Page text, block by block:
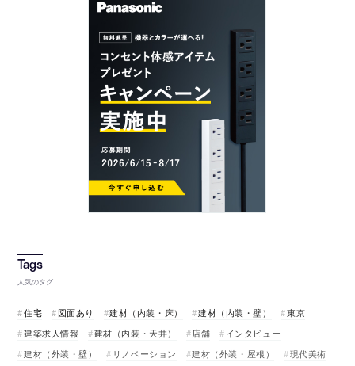
人気のタグ
住宅 図面あり 建材（内装・床） 建材（内装・壁）
東京
建築求人情報
建材（内装・天井） 店舗
インタビュー
建材（外装・壁）
リノベーション 建材（外装・屋根）
現代美術